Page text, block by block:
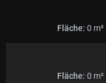
Fläche: 0 m²
Fläche: 0 m²